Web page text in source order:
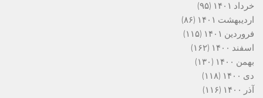
خرداد ۱۴۰۱
(۹۵)
اردیبهشت ۱۴۰۱
(۸۶)
فروردین ۱۴۰۱
(۱۱۵)
اسفند ۱۴۰۰
(۱۶۲)
بهمن ۱۴۰۰
(۱۳۰)
دی ۱۴۰۰
(۱۱۸)
آذر ۱۴۰۰
(۱۱۶)